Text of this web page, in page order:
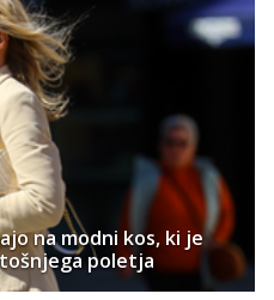
na modni kos, ki je
poletja